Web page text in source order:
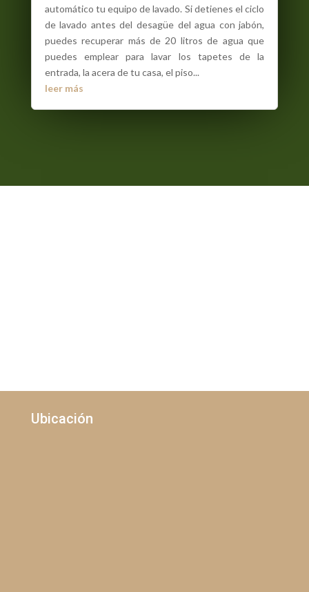
automático tu equipo de lavado. Si detienes el ciclo
de lavado antes del desagüe del agua con jabón,
puedes recuperar más de 20 litros de agua que
puedes emplear para lavar los tapetes de la
entrada, la acera de tu casa, el piso...
leer más
Ubicación